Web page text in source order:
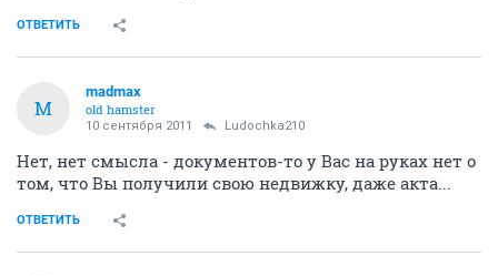
ОТВЕТИТЬ
M
madmax
old hamster
10 сентября 2011 Ludochka210
Нет, нет смысла - документов-то у Вас на руках нет о
том, что Вы получили свою недвижку, даже акта...
ОТВЕТИТЬ